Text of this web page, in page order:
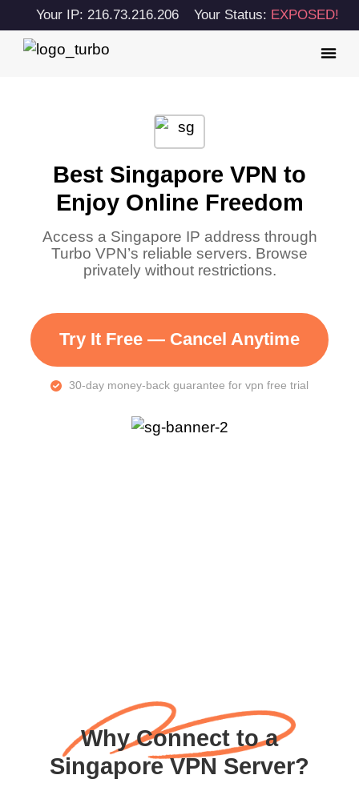
Your IP: 216.73.216.206 Your Status: EXPOSED!
Best Singapore VPN to
Enjoy Online Freedom
Access a Singapore IP address through
Turbo VPN’s reliable servers. Browse
privately without restrictions.
Try It Free — Cancel Anytime
30-day money-back guarantee for vpn free trial
Why Connect to a
Singapore VPN Server?